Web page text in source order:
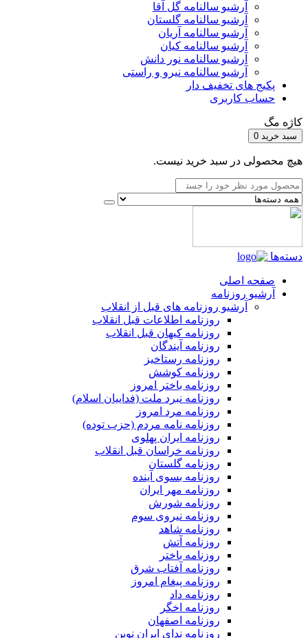
آرشیو سالنامه گل آقا
آرشیو سالنامه گلستان
آرشیو سالنامه آریان
آرشیو سالنامه کیان
آرشیو سالنامه نور دانش
آرشیو سالنامه نیرو و راستی
پکیج های تخفیف دار
حساب کاربری
کاژه مگ
سبد خرید 0
هیچ محصولی در سبد خرید نیست.
دسته‌ها
صفحه اصلی
آرشیو روزنامه
آرشیو روزنامه های قبل از انقلاب
روزنامه اطلاعات قبل انقلاب
روزنامه کیهان قبل انقلاب
روزنامه آیندگان
روزنامه رستاخیز
روزنامه کوشش
روزنامه باختر امروز
روزنامه نبرد ملت (فداییان اسلام)
روزنامه مرد امروز
روزنامه نامه مردم (حزب توده)
روزنامه ایران پهلوی
روزنامه خراسان قبل انقلاب
روزنامه گلستان
روزنامه بسوی آینده
روزنامه مهر ایران
روزنامه شورش
روزنامه نیروی سوم
روزنامه شاهد
روزنامه آتش
روزنامه باختر
روزنامه آفتاب شرق
روزنامه پیغام امروز
روزنامه داد
روزنامه اخگر
روزنامه اصفهان
روزنامه ندای ایران نوین